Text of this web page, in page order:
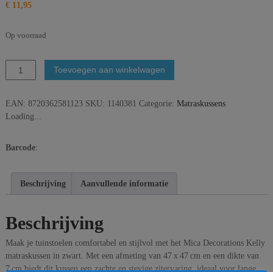
€11,95
Op voorraad
Mica
Decorations
Matraskussen
-
x
cm
Zwart
Toevoegen aan winkelwagen
EAN: 8720362581123 SKU: 1140381 Categorie: Matraskussens
Loading...
Barcode:
Beschrijving Aanvullende informatie
Beschrijving
Maak je tuinstoelen comfortabel en stijlvol met het Mica Decorations Kelly
matraskussen in zwart. Met een afmeting van 47 x 47 cm en een dikte van
7 cm biedt dit kussen een zachte en stevige zitervaring, ideaal voor lange